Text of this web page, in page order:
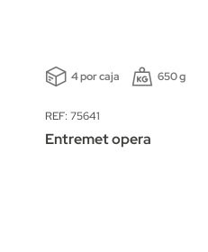
4 por caja 650 g
REF: 75641
Entremet opera